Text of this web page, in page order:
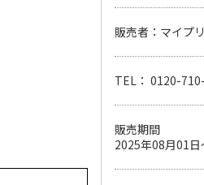
販売者：マイプ
TEL： 0120-
販売期間
2025年08月01